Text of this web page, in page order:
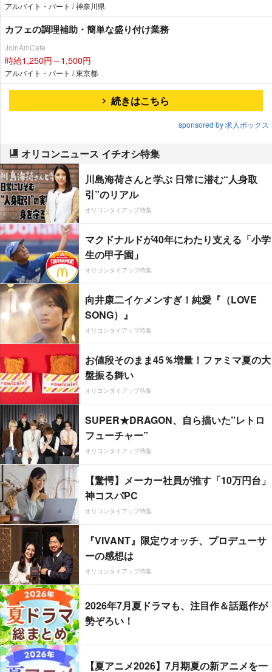
アルバイト・パート / 神奈川県
カフェの調理補助・簡単な盛り付け業務
JoinAmCafe
時給1,250円～1,500円
アルバイト・パート / 東京都
続きはこちら
sponsored by 求人ボックス
オリコンニュース イチオシ特集
川島海荷さんと学ぶ 日常に潜む“人身取
引”のリアル
オリコンタイアップ特集
マクドナルドが40年にわたり支える「小学
生の甲子園」
オリコンタイアップ特集
向井康二イケメンすぎ！純愛『（LOVE
SONG）』
オリコンタイアップ特集
お値段そのまま45％増量！ファミマ夏の大
盤振る舞い
オリコンタイアップ特集
SUPER★DRAGON、自ら描いた”レトロ
フューチャー”
オリコンタイアップ特集
【驚愕】メーカー社員が推す「10万円台」
神コスパPC
オリコンタイアップ特集
『VIVANT』限定ウオッチ、プロデューサ
ーの感想は
オリコンタイアップ特集
2026年7月夏ドラマも、注目作＆話題作が
勢ぞろい！
【夏アニメ2026】7月期夏の新アニメを一